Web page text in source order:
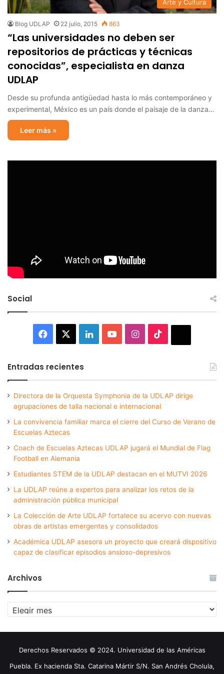
Arte y Cultura
Blog UDLAP 22 julio, 2015 863
“Las universidades no deben ser
repositorios de prácticas y técnicas
conocidas”, especialista en danza
UDLAP
Desde su profunda antigüedad hasta lo más contemporáneo y
experimental, México es un país donde el paisaje de la danza…
Leer más »
Social
Facebook LinkedInYouTubeInstagram
Entradas recientes
Directora de la Orquesta Symphonia de la UDLAP dirige
agrupaciones de talla nacional e internacional
La convivencia familiar marca el cierre del Curso de Verano de
Escuelas Aztecas
Coach de Escuelas Aztecas UDLAP jugará el Mundial de Flag
Football en Alemania
Estudiantes STEM de la UDLAP destacan en el MUTVI 2026
La UDLAP reúne a expertos para analizar los retos de la
administración pública municipal
La Colección de Arte UDLAP fortalece su acervo con nuevas
obras de artistas emergentes y consolidados
Académica UDLAP asesora un proyecto que creará dispositivo
capaz de clasificar episodios ansioso-depresivos
Archivos
Archivos
Derechos Reservados © 2024. Universidad de las Américas
Puebla. Ex hacienda Sta. Catarina Mártir S/N. San Andrés Cholula,